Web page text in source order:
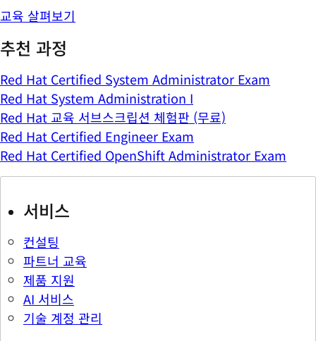
교육 살펴보기
추천 과정
Red Hat Certified System Administrator Exam
Red Hat System Administration I
Red Hat 교육 서브스크립션 체험판 (무료)
Red Hat Certified Engineer Exam
Red Hat Certified OpenShift Administrator Exam
서비스
컨설팅
파트너 교육
제품 지원
AI 서비스
기술 계정 관리